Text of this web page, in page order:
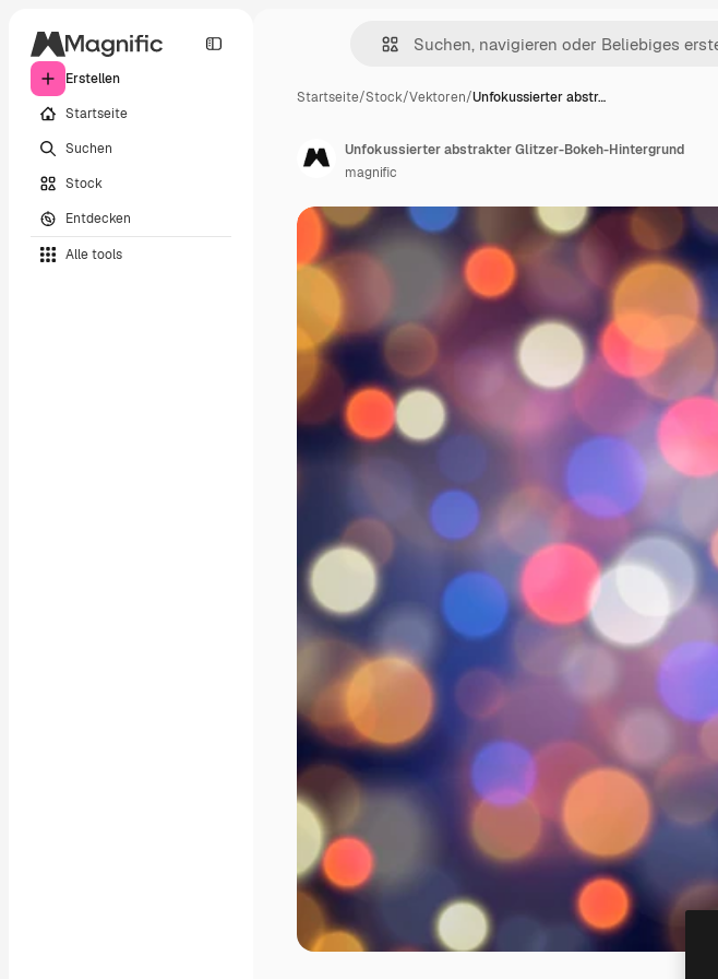
Erstellen
Startseite
Suchen
Stock
Entdecken
Alle tools
Startseite/Stock/Vektoren/Unfokussierter abstr…
Unfokussierter abstrakter Glitzer-Bokeh-Hintergrund
magnific